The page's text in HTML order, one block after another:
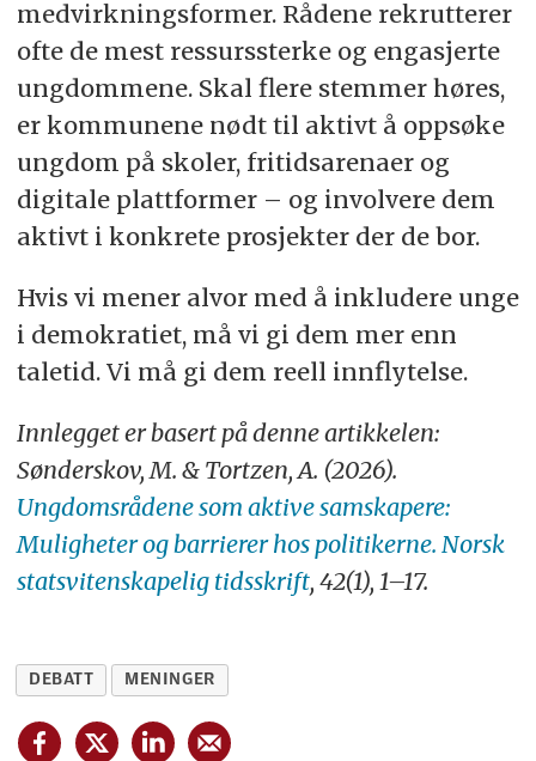
medvirkningsformer. Rådene rekrutterer
ofte de mest ressurssterke og engasjerte
ungdommene. Skal flere stemmer høres,
er kommunene nødt til aktivt å oppsøke
ungdom på skoler, fritidsarenaer og
digitale plattformer – og involvere dem
aktivt i konkrete prosjekter der de bor.
Hvis vi mener alvor med å inkludere unge
i demokratiet, må vi gi dem mer enn
taletid. Vi må gi dem reell innflytelse.
Innlegget er basert på denne artikkelen:
Sønderskov, M. & Tortzen, A. (2026).
Ungdomsrådene som aktive samskapere:
Muligheter og barrierer hos politikerne. Norsk
statsvitenskapelig tidsskrift, 42(1), 1–17.
DEBATT MENINGER